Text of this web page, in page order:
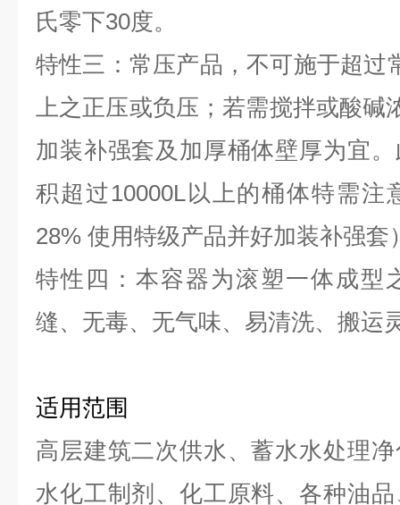
氏零下30度。
特性三：常压产品，不可施于超过
上之正压或负压；若需搅拌或酸碱
加装补强套及加厚桶体壁厚为宜
积超过10000L以上的桶体特需注
28% 使用特级产品并好加装补强套
特性四：本容器为滚塑一体成型
缝、无毒、无气味、易清洗、搬运
适用范围
高层建筑二次供水、蓄水水处理
水化工制剂、化工原料、各种油